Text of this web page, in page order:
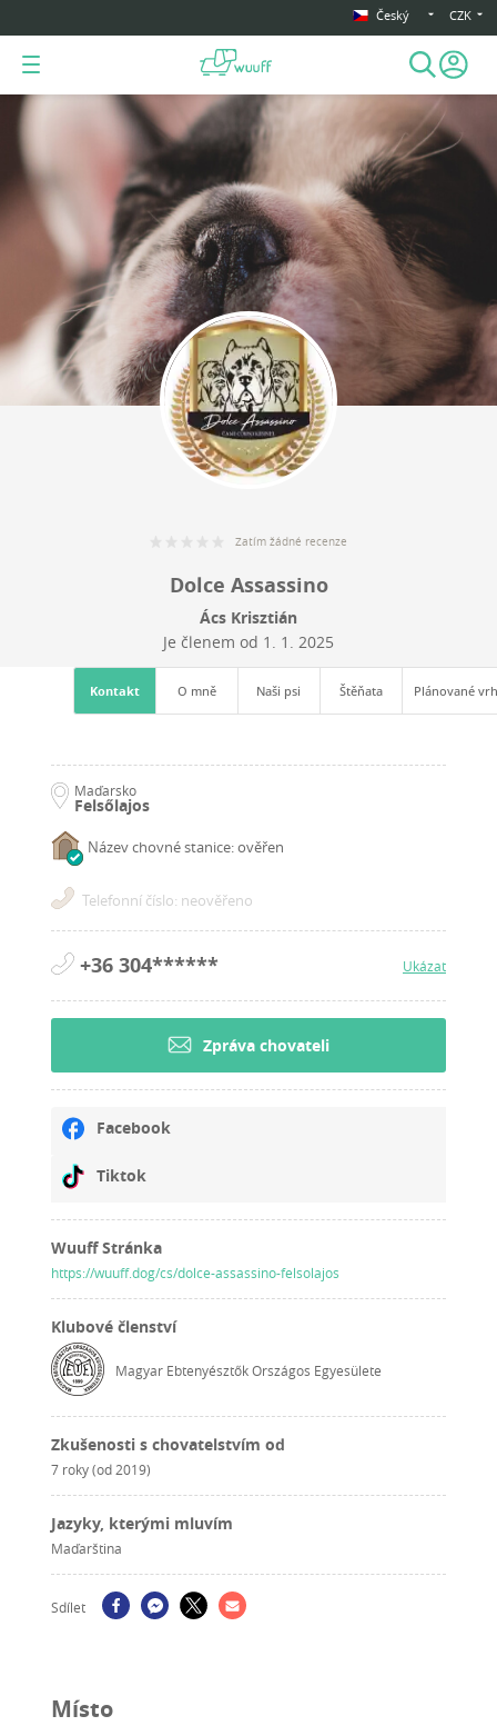
Český CZK
Zatím žádné recenze
Dolce Assassino
Ács Krisztián
Je členem od 1. 1. 2025
Kontakt O mně Naši psi Štěňata Plánované
Maďarsko
Felsőlajos
Název chovné stanice: ověřen
Telefonní číslo: neověřeno
+36 304****** Ukázat
Zpráva chovateli
Facebook
Tiktok
Wuuff Stránka
https://wuuff.dog/cs/dolce-assassino-felsolajos
Klubové členství
Magyar Ebtenyésztők Országos Egyesülete
Zkušenosti s chovatelstvím od
7 roky (od 2019)
Jazyky, kterými mluvím
Maďarština
Sdílet
Místo